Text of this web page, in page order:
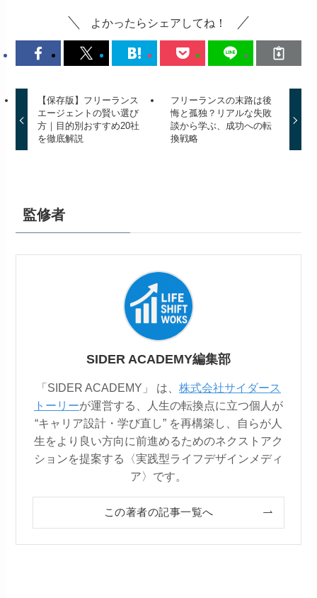
よかったらシェアしてね！
【保存版】フリーランス
エージェントの賢い選び
方｜目的別おすすめ20社
を徹底解説
フリーランスの末路は後
悔と孤独？リアルな失敗
談から学ぶ、成功への転
換戦略
監修者
SIDER ACADEMY編集部
「SIDER ACADEMY」 は、 株式会社サイダース
トーリーが運営する、人生の転換点に立つ個人が
“キャリア設計・学び直し” を再構築し、自らが人
生をより良い方向に前進めるためのネクストアク
ションを提案する〈実践型ライフデザインメディ
ア〉です。
この著者の記事一覧へ